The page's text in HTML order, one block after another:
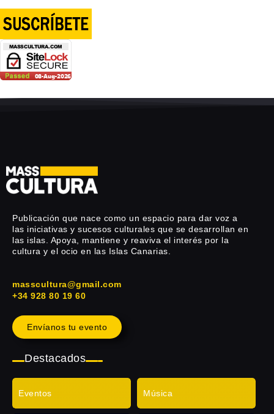
Publicación que nace como un espacio para dar voz a
las iniciativas y sucesos culturales que se desarrollan en
las islas. Apoya, mantiene y reaviva el interés por la
cultura y el ocio en las Islas Canarias.
masscultura@gmail.com
+34 928 80 19 60
Envíanos tu evento
Destacados
Eventos Música